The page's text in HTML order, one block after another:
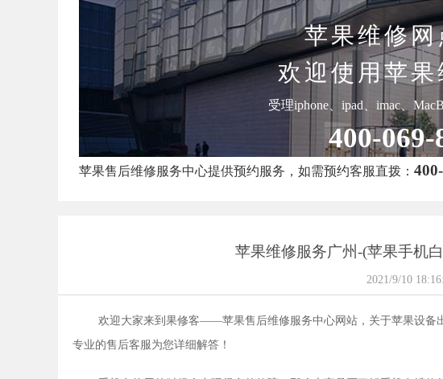
苹果维修
欢迎使用苹果
受理iphone、ipad、imac、
400-069-
苹果售后维修服务中心提供预约服务，如需预约客服直拨：
苹果维修服务广州-(苹果手机
2021/9/10
欢迎大家来到果修客——苹果售后维修服务中心网站，关于苹果设备
专业的售后客服为您详细解答！